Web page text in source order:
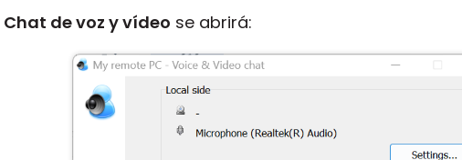
Chat de voz y vídeo se abrirá: